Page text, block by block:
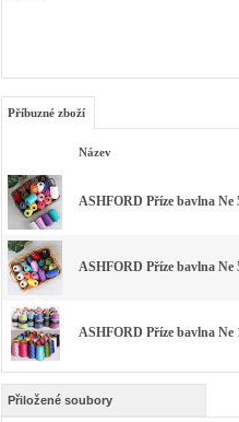
Příbuzné zboží
Název
ASHFORD Příze bavlna Ne
ASHFORD Příze bavlna Ne
ASHFORD Příze bavlna Ne
Přiložené soubory